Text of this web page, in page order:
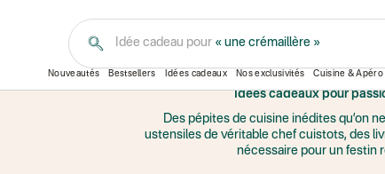
Idée cadeau pour « une crémaillère »
Nouveautés Bestsellers Idées cadeaux Nos exclusivités Cuisine & Apéro
AUX
Idées cadeaux pour
Des pépites de cuisine inédites qu’on
ustensiles de véritable chef cuistots, des
nécessaire pour un festin